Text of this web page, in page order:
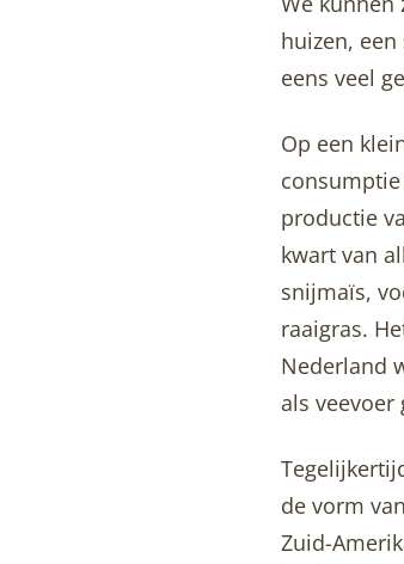
huizen,
eens veel
Op een
productie
kwart van
snijmaïs,
raaigras.
Nederland
als veevoer
de vorm
Zuid-